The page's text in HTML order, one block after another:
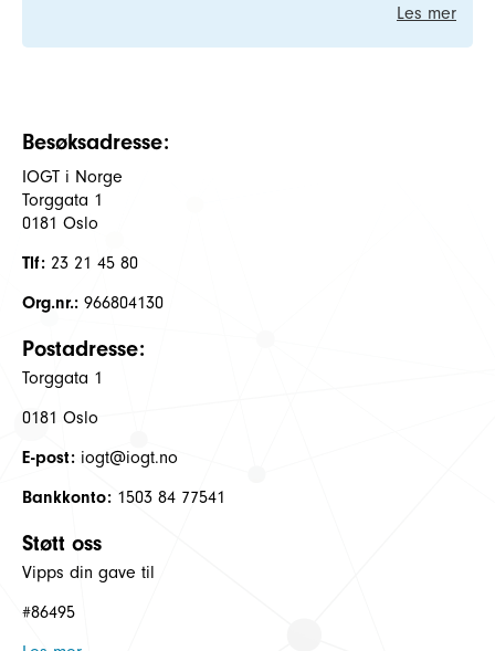
Les mer
Besøksadresse:
IOGT i Norge
Torggata 1
0181 Oslo
Tlf: 23 21 45 80
Org.nr.: 966804130
Postadresse:
Torggata 1
0181 Oslo
E-post: iogt@iogt.no
Bankkonto: 1503 84 77541
Støtt oss
Vipps din gave til
#86495